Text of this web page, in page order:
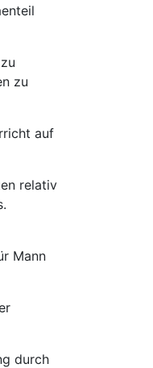
zu
auf
relativ
Mann
durch